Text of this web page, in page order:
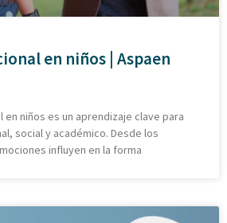
en niños | Aspaen
en niños es un aprendizaje clave para
social y académico. Desde los
influyen en la forma